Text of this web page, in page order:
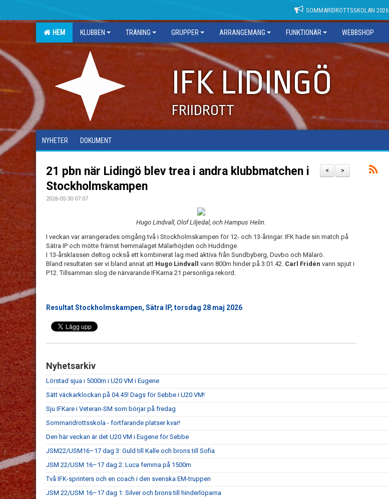
SOMMARIDROTTSSKOLAN 2026
HEM KLUBBEN TRÄNING GRUPPER ARRANGEMANG FUNKTIONÄR WEBBSHOP
IFK LIDINGÖ
FRIIDROTT
NYHETER DOKUMENT
>
<
21 pbn när Lidingö blev trea i andra klubbmatchen i
Stockholmskampen
2026-05-30 07:07
Hugo Lindvall, Olof Liljedal, och Hampus Helin.
I veckan var arrangerades omgång två i Stockholmskampen för 12- och 13-åringar. IFK hade sin match på
Sätra IP och mötte främst hemmalaget Mälarhöjden och Huddinge.
I 13-årsklassen deltog också ett kombinerat lag med aktiva från Sundbyberg, Duvbo och Mälarö.
Bland resultaten ser vi bland annat att Hugo Lindvall vann 800m hinder på 3:01.42. Carl Fridén vann spjut i
P12. Tillsamman slog de närvarande IFKarna 21 personliga rekord.
Resultat Stockholmskampen, Sätra IP, torsdag 28 maj 2026
Nyhetsarkiv
Lörstad sjua i 5000m i U20 VM i Eugene
Sätt väckarklockan på 04.45! Dags för Sebbe i U20 VM!
Sju IFKare i Veteran-SM som börjar på fredag
Sommaridrottsskola - fortfarande platser kvar!
Den här veckan är det U20 VM i Eugene för Sebbe
JSM22/USM16–17 dag 3: Guld till Kalle och brons till Sofia
JSM 22/USM 16–17 dag 2: Luca femma på 1500m
Två IFK-sprinters och en coach i den svenska EM-truppen
JSM 22/USM 16–17 dag 1: Silver och brons till hinderlöparna